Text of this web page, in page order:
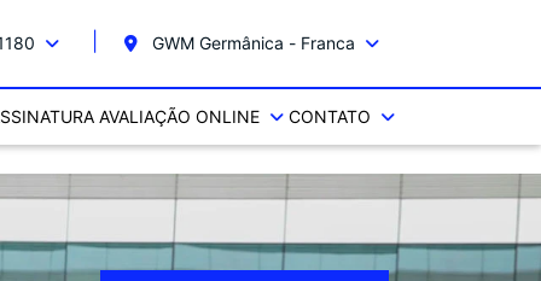
GWM Germânica - Franca
AVALIAÇÃO ONLINE CONTATO